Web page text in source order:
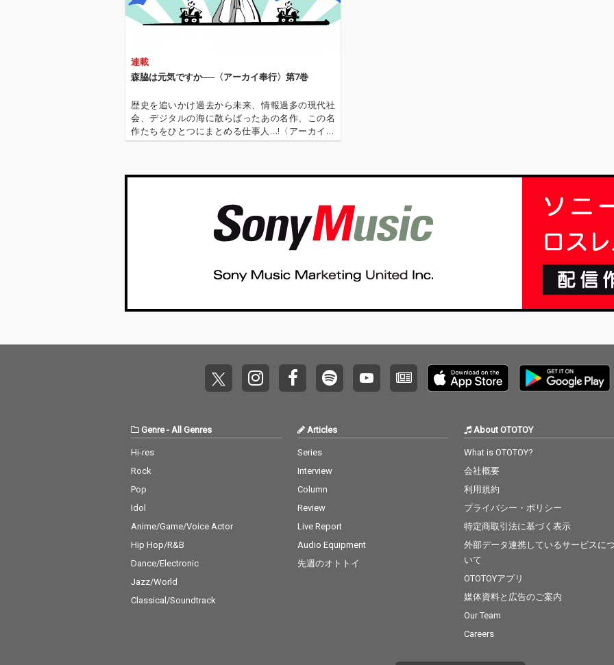
連載
森脇は元気ですか──〈アーカイ奉行〉第7巻
歴史を追いかけ過去から未来、情報過多の現代社
会、デジタルの海に散らばったあの名作、この名
作たちをひとつにまとめる仕事人…!〈アーカイ奉
行〉が今日もデジタルの乱世を治める…!'''〈アーカ
Genre- All Genres
Hi-res
Rock
Pop
Idol
Anime/Game/Voice Actor
Hip Hop/R&B
Dance/Electronic
Jazz/World
Classical/Soundtrack
Articles
Series
Interview
Column
Review
Live Report
Audio Equipment
先週のオトトイ
About OTOTOY
What is OTOTOY?
会社概要
利用規約
プライバシー・ポリシー
特定商取引法に基づく表示
外部データ連携しているサービスにつ
いて
OTOTOYアプリ
媒体資料と広告のご案内
Our Team
Careers